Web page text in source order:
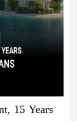
15 Years